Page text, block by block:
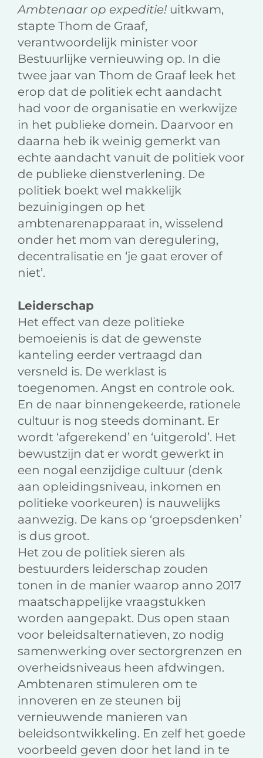
Ambtenaar op expeditie! uitkwam,
stapte Thom de Graaf,
verantwoordelijk minister voor
Bestuurlijke vernieuwing op. In die
twee jaar van Thom de Graaf leek het
erop dat de politiek echt aandacht
had voor de organisatie en werkwijze
in het publieke domein. Daarvoor en
daarna heb ik weinig gemerkt van
echte aandacht vanuit de politiek voor
de publieke dienstverlening. De
politiek boekt wel makkelijk
bezuinigingen op het
ambtenarenapparaat in, wisselend
onder het mom van deregulering,
decentralisatie en ‘je gaat erover of
niet’.
Leiderschap
Het effect van deze politieke
bemoeienis is dat de gewenste
kanteling eerder vertraagd dan
versneld is. De werklast is
toegenomen. Angst en controle ook.
En de naar binnengekeerde, rationele
cultuur is nog steeds dominant. Er
wordt ‘afgerekend’ en ‘uitgerold’. Het
bewustzijn dat er wordt gewerkt in
een nogal eenzijdige cultuur (denk
aan opleidingsniveau, inkomen en
politieke voorkeuren) is nauwelijks
aanwezig. De kans op ‘groepsdenken’
is dus groot.
Het zou de politiek sieren als
bestuurders leiderschap zouden
tonen in de manier waarop anno 2017
maatschappelijke vraagstukken
worden aangepakt. Dus open staan
voor beleidsalternatieven, zo nodig
samenwerking over sectorgrenzen en
overheidsniveaus heen afdwingen.
Ambtenaren stimuleren om te
innoveren en ze steunen bij
vernieuwende manieren van
beleidsontwikkeling. En zelf het goede
voorbeeld geven door het land in te